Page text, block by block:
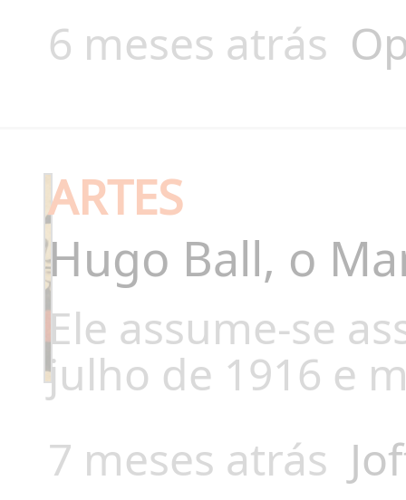
6 meses atrás
ARTES
Hugo Ball, o
Ele assume-se
julho de 1916 e
7 meses atrás